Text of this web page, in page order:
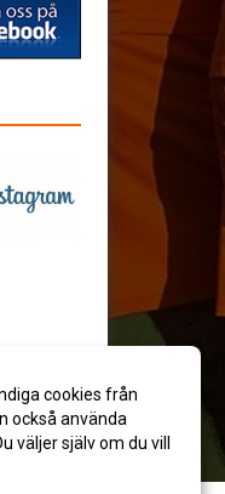
cookies från
också använda
väljer själv om du vill